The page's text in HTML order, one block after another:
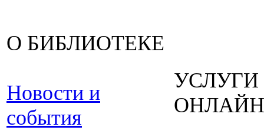
О БИБЛИОТЕКЕ
Новости и
события
УСЛУГИ
ОНЛАЙН